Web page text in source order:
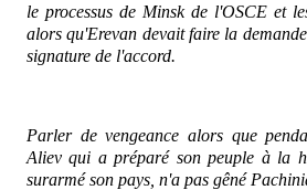
le processus de Minsk de l'OSCE et
alors qu'Erevan devait faire la
signature de l'accord.
Parler de vengeance alors que
Aliev qui a préparé son peuple à la
surarmé son pays, n'a pas gêné